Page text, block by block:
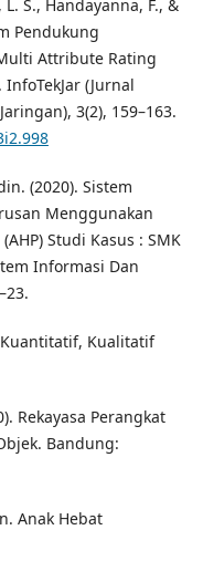
S., Handayanna, F., &
Pendukung
Attribute Rating
(Jurnal
3(2), 159–163.
(2020). Sistem
Menggunakan
Studi Kasus : SMK
Informasi Dan
Kualitatif
Rekayasa Perangkat
Bandung:
Anak Hebat